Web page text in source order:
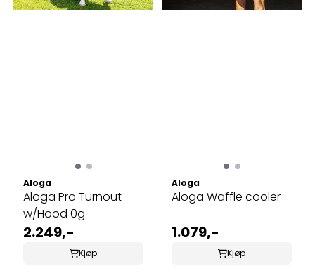
Aloga
Aloga Pro Turnout
w/Hood 0g
2.249,-
Kjøp
Aloga
Aloga Waffle cooler
1.079,-
Kjøp